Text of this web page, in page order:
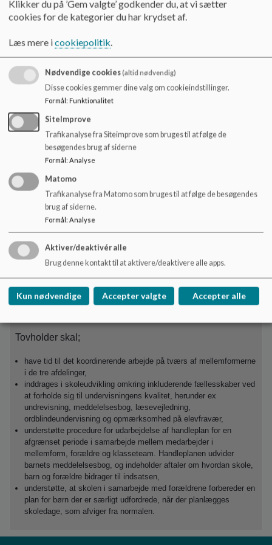
understøttende undervisningstilbud der tilrettelægges
med henblik på at styrke barnets deltagelsesmuligheder
i almen undervisning. Den specialiserede mellemform
skal støtte alderssvarende behov på indskoling,
Vi ønsker;
at børnesynet, den pædagogiske tilgang og arbejdsformen i
højere grad har et fælles afsæt,
en mellemform, der for en periode, støtter barnet i at deltage i
klasseundervisning og klassens sociale fællesskaber,
at styrke samarbejdet mellem personalet i mellemform og
hvordan barnet støttes bedst muligt.
Opfølgning
Handlinger i skoleåret 23/24 i forlængelse af
skoleudviklingssamtalen
For at styrke inkluderende fællesskaber afholdes 5
pædagogiske temamøder for medarbejdere med afsæt i
Tovholder skal;
have tid til det koordinerende arbejde på tværs af mellemformerne
i de tre afdelinger,
inddrages i skoleudvikling omkring inkluderende fællesskaber ved
at forholde sig til undervisningens kvalitet, herunder ex
undrevisning, meddelelsesbog, læsevejledning,
ordblindeundervisning og opmærksomhed på elevfravær,
understøtte procedure for udarbejdelse af handleplan for en
afgrænset periode i samarbejde mellem medarbejder i
mellemform, forældre og klasseteam. Handleplanen udvider
barnets meddelelsesbog, og indeholder aftaler om hvordan skole,
barn og forældre bidrager til indsatsen,
understøtte, at skolen i samarbejde med forældrene forbereder en
plan for børn der er særligt udfordrede, når der planlægges
skoledage, som afviger fra normalen.
Klikker du på ’Gem valgte’ godkender du, at vi sætter
cookies for de kategorier du har krydset af.
Læs mere icookiepolitik.
Nødvendige cookies(altid nødvendig)
Disse cookies gemmer dine valg om cookieindstillinger.
Formål: Funktionalitet
SiteImprove
Trafikanalyse fra Siteimprove som bruges til at følge de
besøgendes brug af siderne
Formål: Analyse
Matomo
Trafikanalyse fra Matomo som bruges til at følge de besøgendes
brug af siderne.
Formål: Analyse
Aktiver/deaktivér alle
Brug denne kontakt til at aktivere/deaktivere alle apps.
Kun nødvendige Accepter valgte Accepter alle